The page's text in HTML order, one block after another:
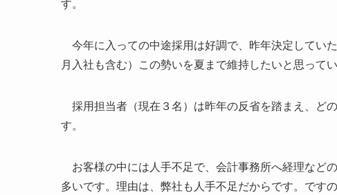
す。
今年に入っての中途採用は好調で、昨年決定してい
月入社も含む）この勢いを夏まで維持したいと思って
採用担当者（現在３名）は昨年の反省を踏まえ、ど
す。
お客様の中には人手不足で、会計事務所へ経理など
多いです。理由は、弊社も人手不足だからです。です